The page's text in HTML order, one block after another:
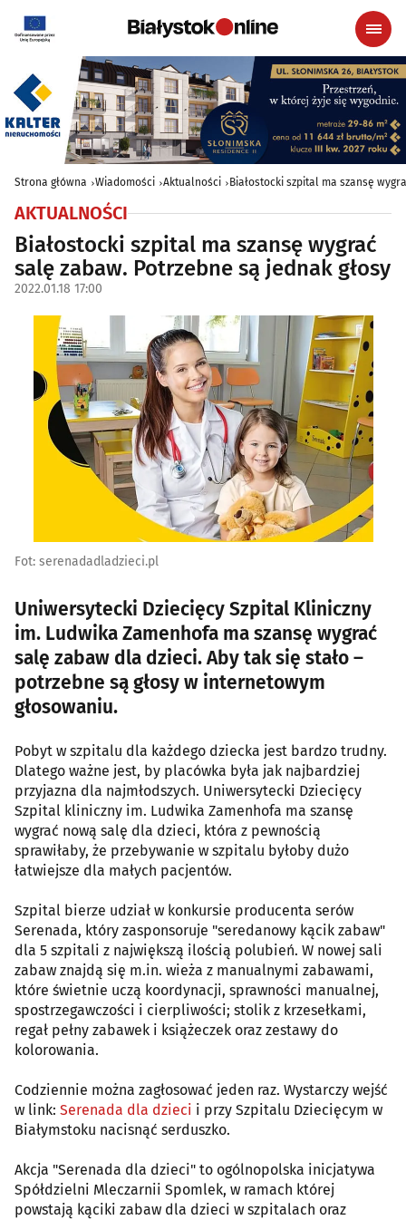
Strona główna Wiadomości Aktualności Białostocki szpital ma szansę
AKTUALNOŚCI
Białostocki szpital ma szansę wygrać
salę zabaw. Potrzebne są jednak głosy
2022.01.18 17:00
Fot: serenadadladzieci.pl
Uniwersytecki Dziecięcy Szpital Kliniczny
im. Ludwika Zamenhofa ma szansę wygrać
salę zabaw dla dzieci. Aby tak się stało –
potrzebne są głosy w internetowym
głosowaniu.
Pobyt w szpitalu dla każdego dziecka jest bardzo trudny.
Dlatego ważne jest, by placówka była jak najbardziej
przyjazna dla najmłodszych. Uniwersytecki Dziecięcy
Szpital kliniczny im. Ludwika Zamenhofa ma szansę
wygrać nową salę dla dzieci, która z pewnością
sprawiłaby, że przebywanie w szpitalu byłoby dużo
łatwiejsze dla małych pacjentów.
Szpital bierze udział w konkursie producenta serów
Serenada, który zasponsoruje "seredanowy kącik zabaw"
dla 5 szpitali z największą ilością polubień. W nowej sali
zabaw znajdą się m.in. wieża z manualnymi zabawami,
które świetnie uczą koordynacji, sprawności manualnej,
spostrzegawczości i cierpliwości; stolik z krzesełkami,
regał pełny zabawek i książeczek oraz zestawy do
kolorowania.
Codziennie można zagłosować jeden raz. Wystarczy wejść
w link: Serenada dla dzieci i przy Szpitalu Dziecięcym w
Białymstoku nacisnąć serduszko.
Akcja "Serenada dla dzieci" to ogólnopolska inicjatywa
Spółdzielni Mleczarnii Spomlek, w ramach której
powstają kąciki zabaw dla dzieci w szpitalach oraz